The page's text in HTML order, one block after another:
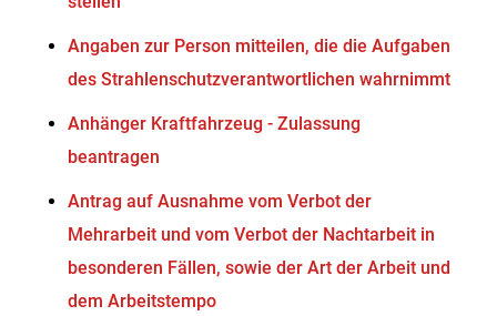
Angaben zur Person mitteilen, die die Aufgaben
des Strahlenschutzverantwortlichen wahrnimmt
Anhänger Kraftfahrzeug - Zulassung
beantragen
Antrag auf Ausnahme vom Verbot der
Mehrarbeit und vom Verbot der Nachtarbeit in
besonderen Fällen, sowie der Art der Arbeit und
dem Arbeitstempo